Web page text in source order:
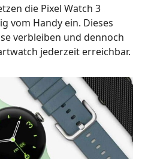
die Pixel Watch 3
vom Handy ein. Dieses
verbleiben und dennoch
jederzeit erreichbar.